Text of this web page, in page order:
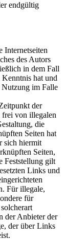
endgültig
Internetseiten
des Autors
in dem Fall
hat und
Nutzung im Falle
der
frei von illegalen
die
Seiten hat
sich hiermit
Seiten,
Feststellung gilt
Links und
Für illegale,
für
der Anbieter der
der über Links